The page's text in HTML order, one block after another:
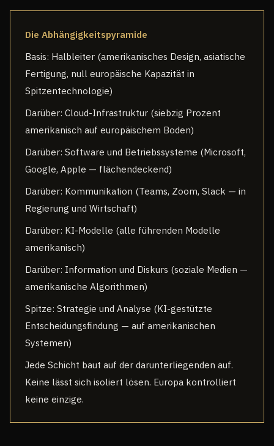
Die Abhängigkeitspyramide
Basis: Halbleiter (amerikanisches Design, asiatische
Fertigung, null europäische Kapazität in
Spitzentechnologie)
Darüber: Cloud-Infrastruktur (siebzig Prozent
amerikanisch auf europäischem Boden)
Darüber: Software und Betriebssysteme (Microsoft,
Google, Apple — flächendeckend)
Darüber: Kommunikation (Teams, Zoom, Slack — in
Regierung und Wirtschaft)
Darüber: KI-Modelle (alle führenden Modelle
amerikanisch)
Darüber: Information und Diskurs (soziale Medien —
amerikanische Algorithmen)
Spitze: Strategie und Analyse (KI-gestützte
Entscheidungsfindung — auf amerikanischen
Systemen)
Jede Schicht baut auf der darunterliegenden auf.
Keine lässt sich isoliert lösen. Europa kontrolliert
keine einzige.